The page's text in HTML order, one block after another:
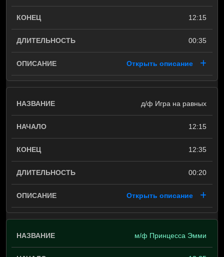
12:15
00:35
Открыть описание
д/ф Игра на равных
12:15
12:35
00:20
Открыть описание
м/ф Принцесса Эмми